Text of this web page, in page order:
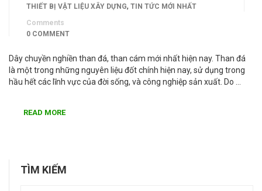
THIẾT BỊ VẬT LIỆU XÂY DỰNG, TIN TỨC MỚI NHẤT
Comments
0 COMMENT
Dây chuyền nghiền than đá, than cám mới nhất hiện nay. Than đá
là một trong những nguyên liệu đốt chính hiện nay, sử dụng trong
hầu hết các lĩnh vực của đời sống, và công nghiệp sản xuất. Do …
READ MORE
TÌM KIẾM